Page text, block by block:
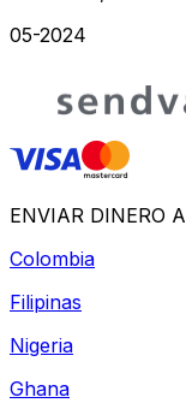
05-2024
ENVIAR DINERO A
Colombia
Filipinas
Nigeria
Ghana